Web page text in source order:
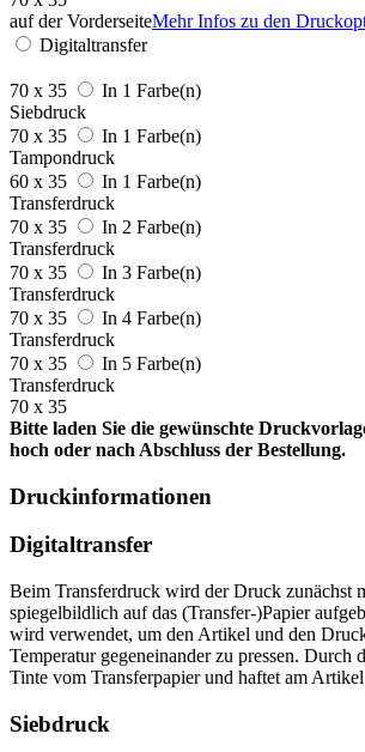
auf der VorderseiteMehr Infos zu den
Digitaltransfer
70 x 35
In 1 Farbe(n)
Siebdruck
70 x 35
In 1 Farbe(n)
Tampondruck
60 x 35
In 1 Farbe(n)
Transferdruck
70 x 35
In 2 Farbe(n)
Transferdruck
70 x 35
In 3 Farbe(n)
Transferdruck
70 x 35
In 4 Farbe(n)
Transferdruck
70 x 35
In 5 Farbe(n)
Transferdruck
70 x 35
Bitte laden Sie die gewünschte
hoch oder nach Abschluss der Bestellung.
Druckinformationen
Digitaltransfer
Beim Transferdruck wird der Druck zunächst
spiegelbildlich auf das (Transfer-)Papier
wird verwendet, um den Artikel und den
Temperatur gegeneinander zu pressen. Durch
Tinte vom Transferpapier und haftet am
Siebdruck